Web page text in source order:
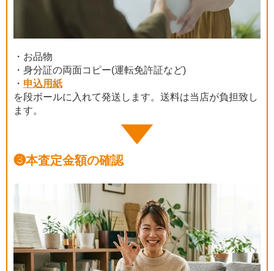
・お品物
・身分証の両面コピー(運転免許証など)
・ 申込用紙
を段ボールに入れて発送します。送料は当店が負担致し
ます。
❸本査定金額の確認